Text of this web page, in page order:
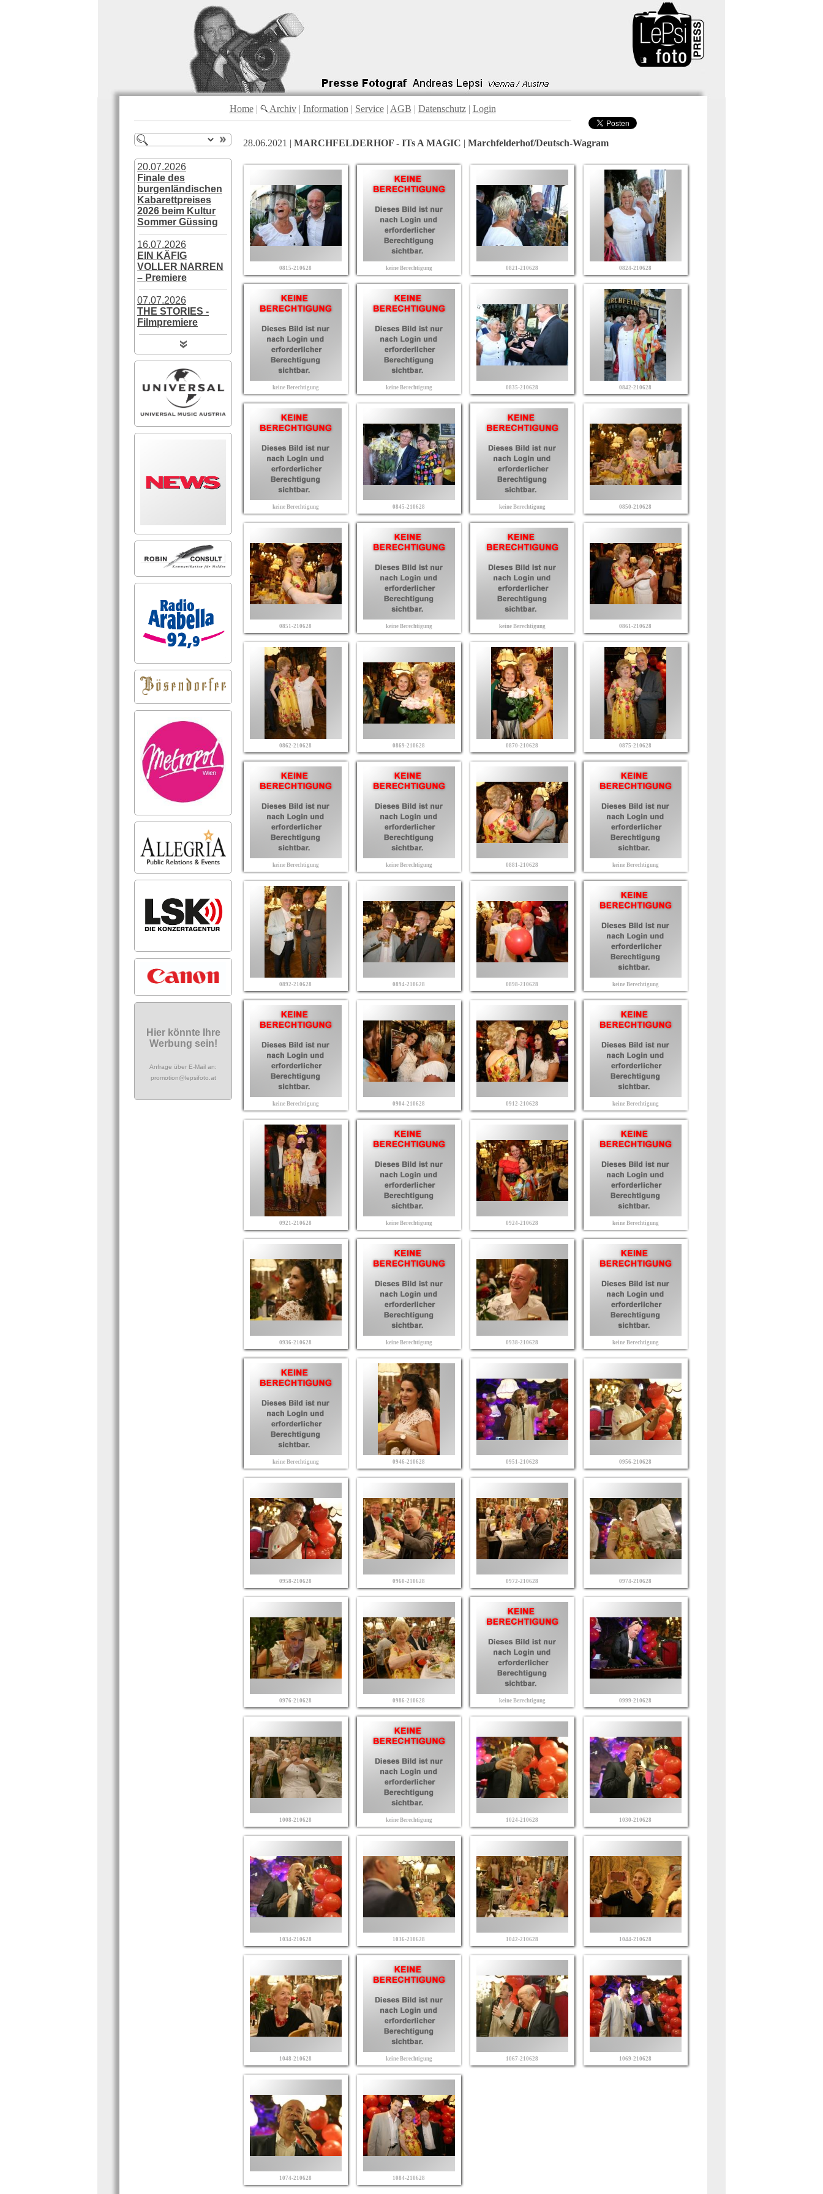
Home| Archiv| Information | Service| AGB | Datenschutz| Login
20.07.2026
Finale des
burgenländischen
Kabarettpreises
2026 beim Kultur
Sommer Güssing
16.07.2026
EIN KÄFIG
VOLLER NARREN
– Premiere
07.07.2026
THE STORIES -
Filmpremiere
Hier könnte Ihre
Werbung sein!
Anfrage über E-Mail an:
promotion@lepsifoto.at
28.06.2021 | MARCHFELDERHOF - ITs A MAGIC | Marchfelderhof/Deutsch-Wagram
0815-210628 keine Berechtigung 0821-210628 0824-210628
keine Berechtigung keine Berechtigung 0835-210628 0842-210628
keine Berechtigung 0845-210628 keine Berechtigung 0850-210628
0851-210628 keine Berechtigung keine Berechtigung 0861-210628
0862-210628 0869-210628 0870-210628 0875-210628
keine Berechtigung keine Berechtigung 0881-210628 keine Berechtigung
0892-210628 0894-210628 0898-210628 keine Berechtigung
keine Berechtigung 0904-210628 0912-210628 keine Berechtigung
0921-210628 keine Berechtigung 0924-210628 keine Berechtigung
0936-210628 keine Berechtigung 0938-210628 keine Berechtigung
keine Berechtigung 0946-210628 0951-210628 0956-210628
0958-210628 0960-210628 0972-210628 0974-210628
0976-210628 0986-210628 keine Berechtigung 0999-210628
1008-210628 keine Berechtigung 1024-210628 1030-210628
1034-210628 1036-210628 1042-210628 1044-210628
1048-210628 keine Berechtigung 1067-210628 1069-210628
1074-210628 1084-210628